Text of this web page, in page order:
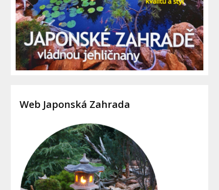
Web Japonská Zahrada